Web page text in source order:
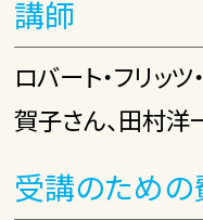
講師
ロバート・フリッ
賀子さん、田村洋
受講のための